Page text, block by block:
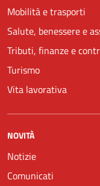
Mobilità e trasporti
Salute, benessere e
Tributi, finanze e
Turismo
Vita lavorativa
NOVITÀ
Notizie
Comunicati